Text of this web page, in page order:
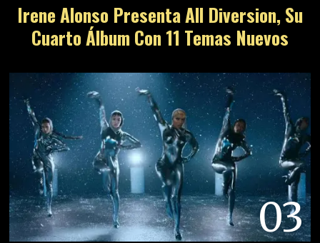
Irene Alonso Presenta All Diversion, Su
Cuarto Álbum Con 11 Temas Nuevos
03